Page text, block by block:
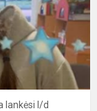
lankėsi l/d